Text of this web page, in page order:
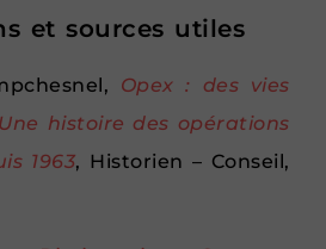
et sources utiles
Opex : des vies
histoire des opérations
1963, Historien – Conseil,